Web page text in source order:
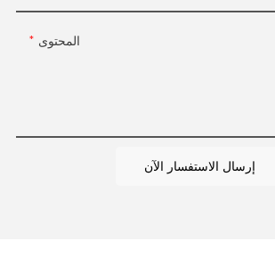
المحتوى
إرسال الاستفسار الآن